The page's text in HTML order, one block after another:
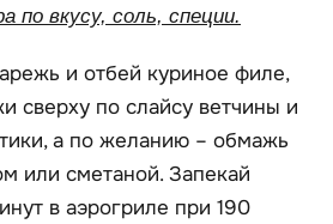
по вкусу, соль, специи.
и отбей куриное филе,
сверху по слайсу ветчины и
а по желанию – обмажь
или сметаной. Запекай
в аэрогриле при 190